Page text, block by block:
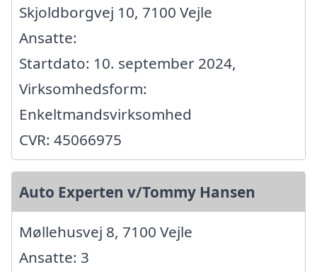
Skjoldborgvej 10, 7100 Vejle
Ansatte:
Startdato: 10. september 2024,
Virksomhedsform:
Enkeltmandsvirksomhed
CVR: 45066975
Auto Experten v/Tommy Hansen
Møllehusvej 8, 7100 Vejle
Ansatte: 3